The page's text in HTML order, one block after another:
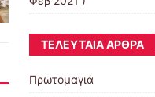
ΤΕΛΕΥΤΑΊΑ ΆΡΘΡΑ
Πρωτομαγιά